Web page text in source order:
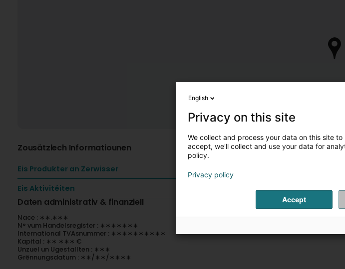
Zousätzlech Informatiounen
Eis Produkter an Zerwisser
Eis Aktivitéiten
Daten administrativ & finanziell
Nace : ∗∗.∗∗∗
N° vum Handelsregister : ∗∗∗∗∗∗∗
International TVAsnummer : ∗∗∗∗∗∗∗∗∗∗
Kapital : ∗∗ ∗∗∗ €
Unzuel un Ugestallten : ∗∗∗
Grënnungsdatum : ∗∗/∗∗/∗∗∗∗
English
Privacy on this site
We collect and process your data on this site
accept, we'll collect and use your data for
policy.
Privacy policy
Accept